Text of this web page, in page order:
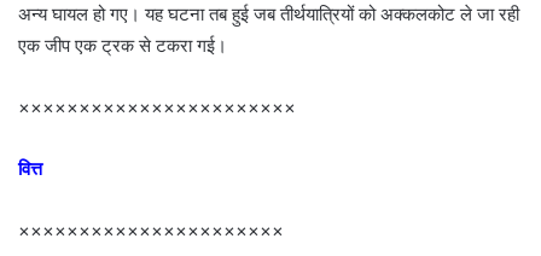
अन्य घायल हो गए। यह घटना तब हुई जब तीर्थयात्रियों को अक्कलकोट ले जा रही
एक जीप एक ट्रक से टकरा गई।
×××××××××××××××××××××××
वित्त
××××××××××××××××××××××